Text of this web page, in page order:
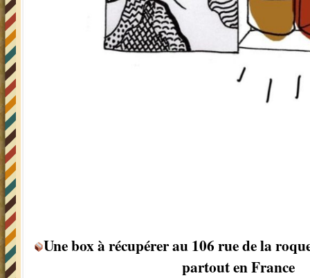
Une box à récupérer au 106 rue de la
partout en France